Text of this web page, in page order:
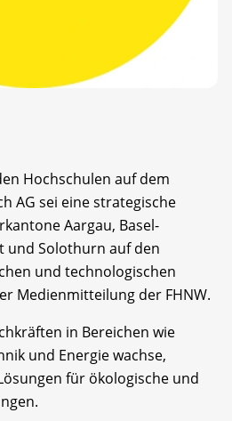
Hochschulen auf dem
AG sei eine strategische
Aargau, Basel-
und Solothurn auf den
und technologischen
Medienmitteilung der FHNW.
in Bereichen wie
und Energie wachse,
für ökologische und